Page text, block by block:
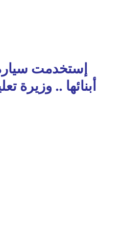
إستخدمت
أبنائها .. وزيرة